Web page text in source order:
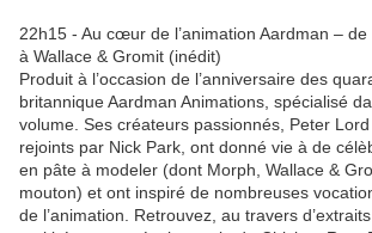
22h15 - Au cœur de l’animation Aardman –
à Wallace & Gromit (inédit)
Produit à l’occasion de l’anniversaire des
britannique Aardman Animations, spécialisé
volume. Ses créateurs passionnés, Peter Lord
rejoints par Nick Park, ont donné vie à de
en pâte à modeler (dont Morph, Wallace &
mouton) et ont inspiré de nombreuses
de l’animation. Retrouvez, au travers